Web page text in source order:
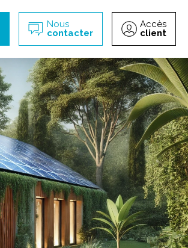
Nous
contacter
Accès
client